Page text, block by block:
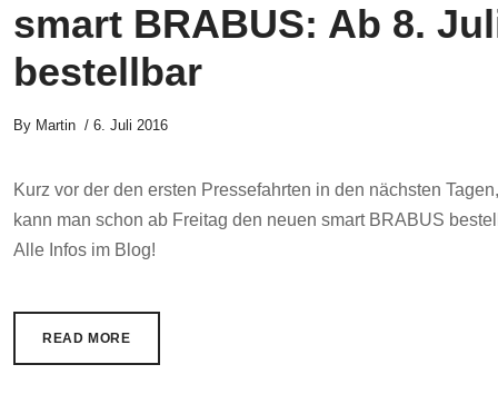
smart BRABUS: Ab 8.
bestellbar
By Martin 6. Juli 2016
Kurz vor der den ersten Pressefahrten in den nächsten Tagen,
kann man schon ab Freitag den neuen smart BRABUS
Alle Infos im Blog!
READ MORE